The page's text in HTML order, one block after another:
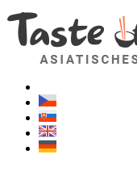
Zögern Sie